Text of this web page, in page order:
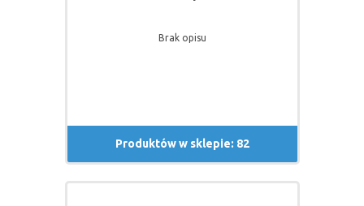
Brak opisu
Produktów w sklepie: 82